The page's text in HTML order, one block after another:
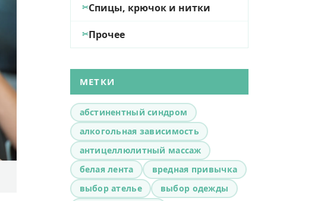
Спицы, крючок и нитки
Прочее
МЕТКИ
абстинентный синдром
алкогольная зависимость
антицеллюлитный массаж
белая лента
вредная привычка
выбор ателье
выбор одежды